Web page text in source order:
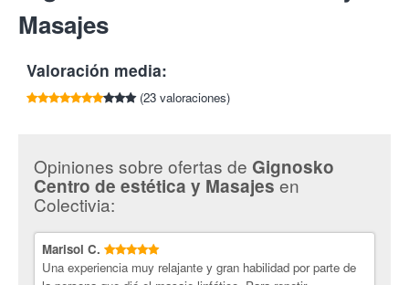
diagnóstico), la clínica considera vital el hecho de realizar un
buen diagnóstico para poder aplicar el tratamiento más
adecuado y conseguir los mejores resultados a cada paciente.
Todo ello, apoyado de los servicios más avanzados y las
tecnologías más novedosas y eficaces.
¡Explota tu belleza y bienestar con Colectivia!
Tlf: 941 217 855
Masajes
Valoración media:
(23 valoraciones)
Opiniones sobre ofertas de Gignosko
Centro de estética y Masajesen
Colectivia:
Marisol C.
Una experiencia muy relajante y gran habilidad por parte de